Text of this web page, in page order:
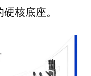
核底座。